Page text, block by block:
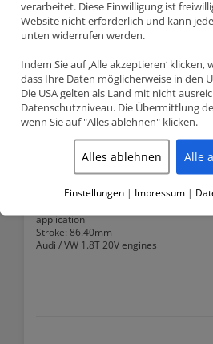
Teilenummer FCPPA810085/18T
Audi / VW 1.8T 20V motoren
Information:
Part number: FCPPA810085/18T
Manufacturer: FCP Engineering
Forged high performance pistons for
nearly all engine types for racing and
Made of 4032-T6, piston skirt is
Compression height: 32.65 mm
application
Stroke: 86.40mm
Audi / VW 1.8T 20V engines
verarbeitet. Diese Einwilligung ist
Website nicht erforderlich und kann
unten widerrufen werden.
Indem Sie auf ‚Alle akzeptieren‘ klicken,
dass Ihre Daten möglicherweise in den
Die USA gelten als Land mit nicht
Datenschutzniveau. Die Übermittlung
wenn Sie auf "Alles ablehnen" klicken.
Alles ablehnen Alle
Einstellungen | Impressum |